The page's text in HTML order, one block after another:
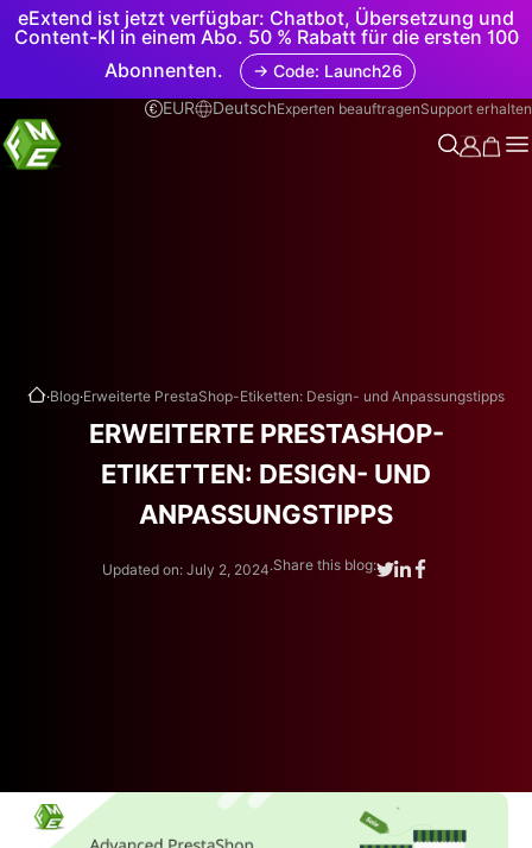
eExtend ist jetzt verfügbar: Chatbot, Übersetzung und
Content-KI in einem Abo. 50 % Rabatt für die ersten 100
Abonnenten.
→ Code: Launch26
EUR
DeutschExperten beauftragenSupport erhalten
.Blog.Erweiterte PrestaShop-Etiketten: Design- und Anpassungstipps
ERWEITERTE PRESTASHOP-
ETIKETTEN: DESIGN- UND
ANPASSUNGSTIPPS
Updated on: July 2, 2024.Share this blog: